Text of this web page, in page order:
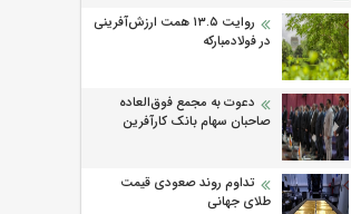
روایت ۱۳.۵ همت ارزش‌آفرینی
در فولادمبارکه
دعوت به مجمع فوق‌العاده
صاحبان سهام بانک کارآفرین
تداوم روند صعودی قیمت
طلای جهانی